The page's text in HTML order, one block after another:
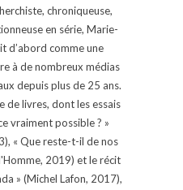
chroniqueuse,
en série, Marie-
d’abord comme une
à de nombreux médias
depuis plus de 25 ans.
de livres, dont les essais
vraiment possible ? »
« Que reste-t-il de nos
2019) et le récit
» (Michel Lafon, 2017),